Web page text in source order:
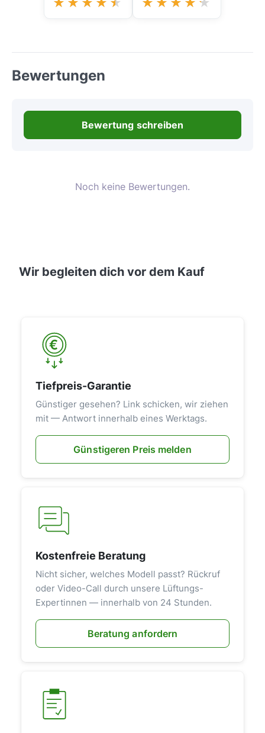
Bewertungen
Bewertung schreiben
Noch keine Bewertungen.
Wir begleiten dich vor dem Kauf
Tiefpreis-Garantie
Günstiger gesehen? Link schicken, wir ziehen
mit — Antwort innerhalb eines Werktags.
Günstigeren Preis melden
Kostenfreie Beratung
Nicht sicher, welches Modell passt? Rückruf
oder Video-Call durch unsere Lüftungs-
Expertinnen — innerhalb von 24 Stunden.
Beratung anfordern